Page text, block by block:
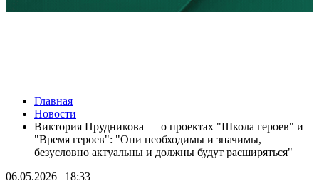
Серия магнитных бурь ожидается в Самарской области во
второй половине августа
08.08.2026 | 21:52
"Акрон" вничью сыграл с "Локомотивом" в третьем туре РПЛ
08.08.2026 | 21:26
десятилетием
Главная
Новости
Виктория Прудникова — о проектах "Школа героев" и
"Время героев": "Они необходимы и значимы,
безусловно актуальны и должны будут расширяться"
06.05.2026 | 18:33